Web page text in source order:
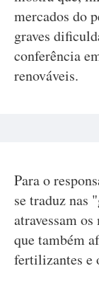
mercados do
graves
conferência
renováveis.
Para o
se traduz nas
atravessam
que também
fertilizantes e